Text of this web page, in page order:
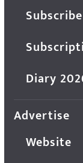
Diary
Advertise
Website